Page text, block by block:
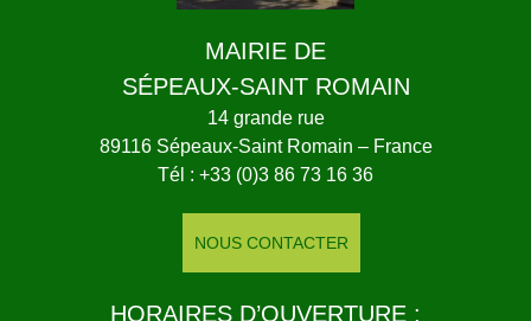
MAIRIE DE
SÉPEAUX-SAINT ROMAIN
14 grande rue
89116 Sépeaux-Saint Romain – France
Tél : +33 (0)3 86 73 16 36
NOUS CONTACTER
HORAIRES D’OUVERTURE :